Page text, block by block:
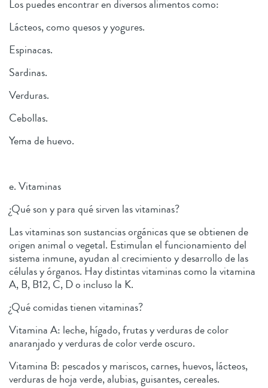
Los puedes encontrar en diversos alimentos como:
Lácteos, como quesos y yogures.
Espinacas.
Sardinas.
Verduras.
Cebollas.
Yema de huevo.
e. Vitaminas
¿Qué son y para qué sirven las vitaminas?
Las vitaminas son sustancias orgánicas que se obtienen de
origen animal o vegetal. Estimulan el funcionamiento del
sistema inmune, ayudan al crecimiento y desarrollo de las
células y órganos. Hay distintas vitaminas como la vitamina
A, B, B12, C, D o incluso la K.
¿Qué comidas tienen vitaminas?
Vitamina A: leche, hígado, frutas y verduras de color
anaranjado y verduras de color verde oscuro.
Vitamina B: pescados y mariscos, carnes, huevos, lácteos,
verduras de hoja verde, alubias, guisantes, cereales.